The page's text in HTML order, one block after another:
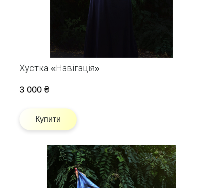
Хустка «Навігація»
3 000 ₴
Купити